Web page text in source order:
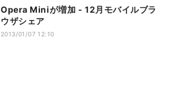
Opera Miniが増加 - 12月モバイルブラ
ウザシェア
2013/01/07 12:10